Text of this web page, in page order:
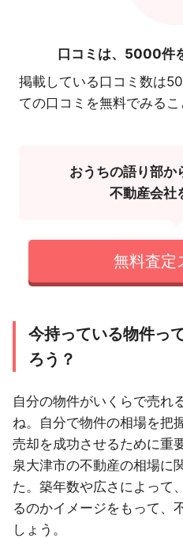
口コミは、 5000件
掲載している口コミ数は
ての口コミを無料でみるこ
おうちの語り部か
不動産会社
無料査定
今持っている物件っ
ろう？
自分の物件がいくらで売れ
ね。自分で物件の相場を把
売却を成功させるために重
泉大津市の不動産の相場に
た。築年数や広さによって
るのかイメージをもって、
しょう。